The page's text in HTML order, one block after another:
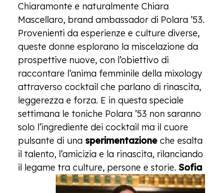
Chiaramonte e naturalmente Chiara
Mascellaro, brand ambassador di Polara ’53.
Provenienti da esperienze e culture diverse,
queste donne esplorano la miscelazione da
prospettive nuove, con l’obiettivo di
raccontare l’anima femminile della mixology
attraverso cocktail che parlano di rinascita,
leggerezza e forza. E in questa speciale
settimana le toniche Polara ’53 non saranno
solo l’ingrediente dei cocktail ma il cuore
pulsante di una sperimentazione che esalta
il talento, l’amicizia e la rinascita, rilanciando
il legame tra culture, persone e storie. Sofia